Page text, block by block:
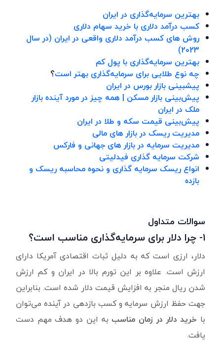
بهترین سرمایه‌گذاری در ایران
کسب درآمد دلاری با خرید سهام دلاری
روش های کسب درآمد دلاری واقعی در ایران (در سال
2023)
بهترین سرمایه‌گذاری با پول کم
چه نوع طلایی برای سرمایه‌گذاری بهتر است؟
پیشبینی بازار بورس در ایران
پیش‌بینی بازار مسکن | همه چیز در مورد آینده بازار
ملک در ایران
پیش‌بینی قیمت سکه و طلا در ایران
مدیریت ریسک در بازار های مالی
مدیریت سرمایه در بازار های جهانی و فارکس
شرکت سرمایه گذاری فیدلیتی
انواع ریسک سرمایه گذاری و نحوه محاسبه ریسک و
بازده
سوالات متداول
۱- چرا دلار برای سرمایه‌گذاری مناسب است؟
دلار، ارزی است که به دلیل ثبات اقتصادی آمریکا دارای
ارزش است. علاوه بر این تورم بالا در ایران و کم ارزش
شدن ریال منجر به افزایش قیمت دلار شده است. بنابراین
جهت حفظ ارزش سرمایه و کسب بازدهی در آینده می‌توان
با خرید دلار در زمان مناسب به ‌این دو هدف مهم دست
یافت.